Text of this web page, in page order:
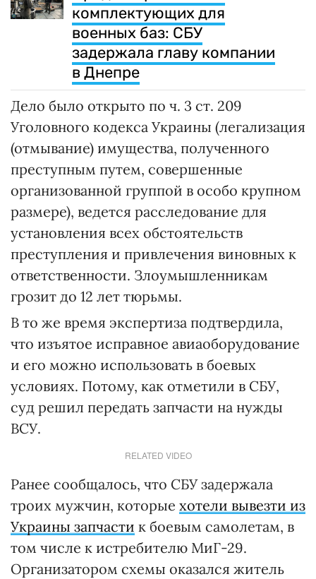
комплектующих для
военных баз: СБУ
задержала главу компании
в Днепре
Дело было открыто по ч. 3 ст. 209
Уголовного кодекса Украины (легализация
(отмывание) имущества, полученного
преступным путем, совершенные
организованной группой в особо крупном
размере), ведется расследование для
установления всех обстоятельств
преступления и привлечения виновных к
ответственности. Злоумышленникам
грозит до 12 лет тюрьмы.
В то же время экспертиза подтвердила,
что изъятое исправное авиаоборудование
и его можно использовать в боевых
условиях. Потому, как отметили в СБУ,
суд решил передать запчасти на нужды
ВСУ.
RELATED VIDEO
Ранее сообщалось, что СБУ задержала
троих мужчин, которые хотели вывезти из
Украины запчасти к боевым самолетам, в
том числе к истребителю МиГ-29.
Организатором схемы оказался житель